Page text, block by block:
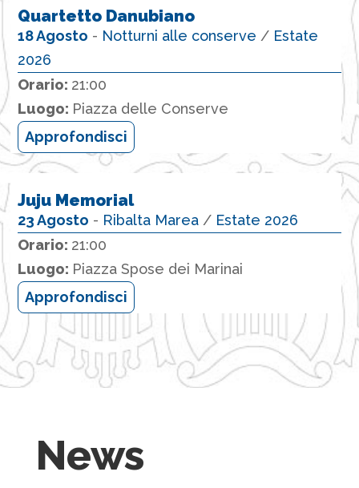
Quartetto Danubiano
18 Agosto - Notturni alle conserve / Estate
2026
Orario: 21:00
Luogo: Piazza delle Conserve
Approfondisci
Juju Memorial
23 Agosto - Ribalta Marea/ Estate 2026
Orario: 21:00
Luogo: Piazza Spose dei Marinai
Approfondisci
News